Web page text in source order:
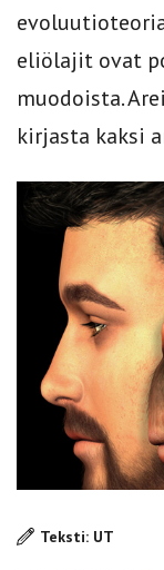
eliölajit ovat
muodoista.
kirjasta kaksi
Teksti: UT